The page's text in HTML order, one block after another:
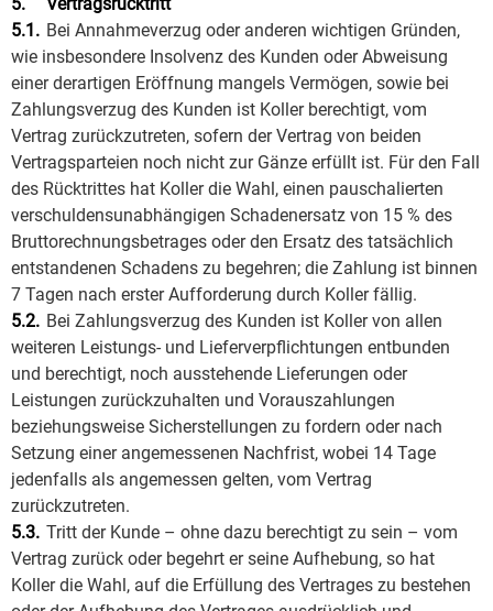
5.1. Bei Annahmeverzug oder anderen wichtigen Gründen,
wie insbesondere Insolvenz des Kunden oder Abweisung
einer derartigen Eröffnung mangels Vermögen, sowie bei
Zahlungsverzug des Kunden ist Koller berechtigt, vom
Vertrag zurückzutreten, sofern der Vertrag von beiden
Vertragsparteien noch nicht zur Gänze erfüllt ist. Für den Fall
des Rücktrittes hat Koller die Wahl, einen pauschalierten
verschuldensunabhängigen Schadenersatz von 15 % des
Bruttorechnungsbetrages oder den Ersatz des tatsächlich
entstandenen Schadens zu begehren; die Zahlung ist binnen
7 Tagen nach erster Aufforderung durch Koller fällig.
5.2. Bei Zahlungsverzug des Kunden ist Koller von allen
weiteren Leistungs- und Lieferverpflichtungen entbunden
und berechtigt, noch ausstehende Lieferungen oder
Leistungen zurückzuhalten und Vorauszahlungen
beziehungsweise Sicherstellungen zu fordern oder nach
Setzung einer angemessenen Nachfrist, wobei 14 Tage
jedenfalls als angemessen gelten, vom Vertrag
zurückzutreten.
5.3. Tritt der Kunde – ohne dazu berechtigt zu sein – vom
Vertrag zurück oder begehrt er seine Aufhebung, so hat
Koller die Wahl, auf die Erfüllung des Vertrages zu bestehen